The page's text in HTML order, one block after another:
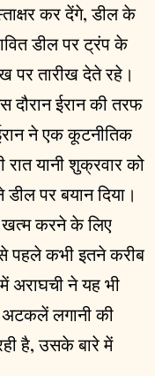
कर देंगे, डील के
डील पर ट्रंप के
पर तारीख देते रहे।
दौरान ईरान की तरफ
ने एक कूटनीतिक
यानी शुक्रवार को
पर बयान दिया।
खत्म करने के लिए
पहले कभी इतने करीब
अराघची ने यह भी
अटकलें लगानी की
है, उसके बारे में